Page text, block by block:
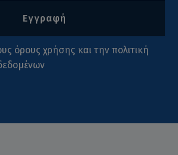
Εγγραφή
όρους χρήσης και τηνπολιτική